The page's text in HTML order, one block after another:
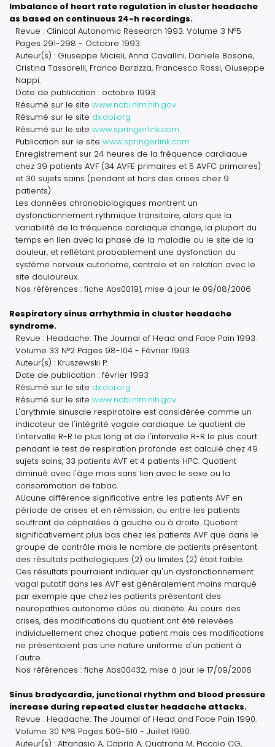
Imbalance of heart rate regulation in cluster headache
as based on continuous 24-h recordings.
Revue : Clinical Autonomic Research 1993. Volume 3 N°5
Pages 291-298 - Octobre 1993.
Auteur(s) : Giuseppe Micieli, Anna Cavallini, Daniele Bosone,
Cristina Tassorelli, Franco Barzizza, Francesco Rossi, Giuseppe
Nappi.
Date de publication : octobre 1993
Résumé sur le site www.ncbi.nlm.nih.gov
Résumé sur le site dx.doi.org
Résumé sur le site www.springerlink.com
Publication sur le site www.springerlink.com
Enregistrement sur 24 heures de la fréquence cardiaque
chez 39 patients AVF (34 AVFE primaires et 5 AVFC primaires)
et 30 sujets sains (pendant et hors des crises chez 9
patients).
Les données chronobiologiques montrent un
dysfonctionnement rythmique transitoire, alors que la
variabilité de la fréquence cardiaque change, la plupart du
temps en lien avec la phase de la maladie ou le site de la
douleur, et reflétant probablement une dysfonction du
système nerveux autonome, centrale et en relation avec le
site douloureux.
Nos références : fiche Abs00191, mise à jour le 09/08/2006
Respiratory sinus arrhythmia in cluster headache
syndrome.
Revue : Headache: The Journal of Head and Face Pain 1993.
Volume 33 N°2 Pages 98-104 - Février 1993.
Auteur(s) : Kruszewski P.
Date de publication : février 1993
Résumé sur le site dx.doi.org
Résumé sur le site www.ncbi.nlm.nih.gov
L'arythmie sinusale respiratoire est considérée comme un
indicateur de l'intégrité vagale cardiaque. Le quotient de
l'intervalle R-R le plus long et de l'intervalle R-R le plus court
pendant le test de respiration profonde est calculé chez 49
sujets sains, 33 patients AVF et 4 patients HPC. Quotient
diminué avec l'âge mais sans lien avec le sexe ou la
consommation de tabac.
AUcune différence significative entre les patients AVF en
période de crises et en rémission, ou entre les patients
souffrant de céphalées à gauche ou à droite. Quotient
significativement plus bas chez les patients AVF que dans le
groupe de contrôle mais le nombre de patients présentant
des résultats pathologiques (2) ou limites (2) était faible.
Ces résultats pourraient indiquer qu'un dysfonctionnement
vagal putatif dans les AVF est généralement moins marqué
par exemple que chez les patients présentant des
neuropathies autonome dûes au diabète. Au cours des
crises, des modifications du quotient ont été relevées
individuellement chez chaque patient mais ces modifications
ne présentaient pas une nature uniforme d'un patient à
l'autre.
Nos références : fiche Abs00432, mise à jour le 17/09/2006
Sinus bradycardia, junctional rhythm and blood pressure
increase during repeated cluster headache attacks.
Revue : Headache: The Journal of Head and Face Pain 1990.
Volume 30 N°8 Pages 509-510 - Juillet 1990.
Auteur(s) : Attanasio A, Capria A, Quatrana M, Piccolo CG,